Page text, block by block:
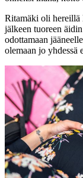
Ritamäki oli hereillä
jälkeen tuoreen
odottamaan
olemaan jo yhdessä